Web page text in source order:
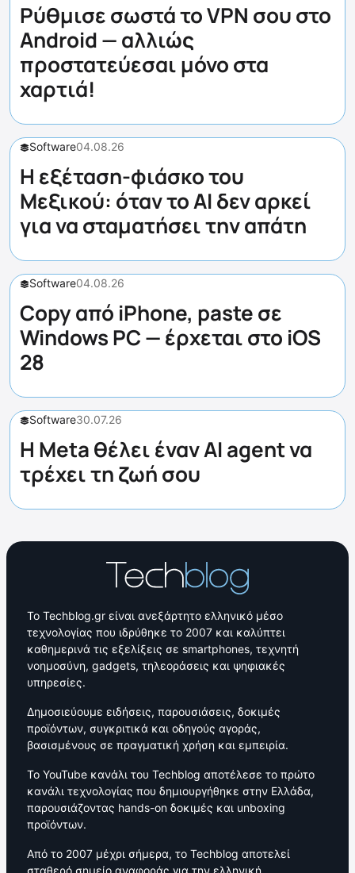
Ρύθμισε σωστά το VPN σου στο
Android — αλλιώς
προστατεύεσαι μόνο στα
χαρτιά!
Software04.08.26
Η εξέταση-φιάσκο του
Μεξικού: όταν το AI δεν αρκεί
για να σταματήσει την απάτη
Software04.08.26
Copy από iPhone, paste σε
Windows PC — έρχεται στο iOS
28
Software30.07.26
Η Meta θέλει έναν AI agent να
τρέχει τη ζωή σου
Το Techblog.gr είναι ανεξάρτητο ελληνικό μέσο
τεχνολογίας που ιδρύθηκε το 2007 και καλύπτει
καθημερινά τις εξελίξεις σε smartphones, τεχνητή
νοημοσύνη, gadgets, τηλεοράσεις και ψηφιακές
υπηρεσίες.
Δημοσιεύουμε ειδήσεις, παρουσιάσεις, δοκιμές
προϊόντων, συγκριτικά και οδηγούς αγοράς,
βασισμένους σε πραγματική χρήση και εμπειρία.
Το YouTube κανάλι του Techblog αποτέλεσε το πρώτο
κανάλι τεχνολογίας που δημιουργήθηκε στην Ελλάδα,
παρουσιάζοντας hands-on δοκιμές και unboxing
προϊόντων.
Από το 2007 μέχρι σήμερα, το Techblog αποτελεί
σταθερό σημείο αναφοράς για την ελληνική